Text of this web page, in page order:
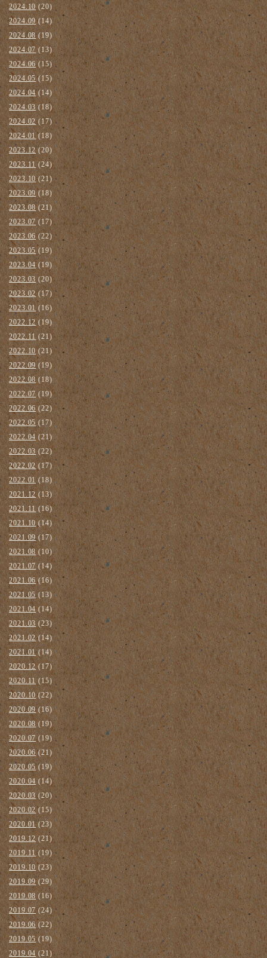
2024.10 (20)
2024.09(14)
2024.08(19)
2024.07 (13)
2024.06(15)
2024.05(15)
2024.04(14)
2024.03 (18)
2024.02(17)
2024.01(18)
2023.12(20)
2023.11 (24)
2023.10(21)
2023.09(18)
2023.08(21)
2023.07 (17)
2023.06(22)
2023.05(19)
2023.04(19)
2023.03 (20)
2023.02(17)
2023.01 (16)
2022.12(19)
2022.11 (21)
2022.10(21)
2022.09(19)
2022.08(18)
2022.07 (19)
2022.06(22)
2022.05(17)
2022.04(21)
2022.03 (22)
2022.02(17)
2022.01(18)
2021.12(13)
2021.11 (16)
2021.10(14)
2021.09(17)
2021.08(10)
2021.07(14)
2021.06 (16)
2021.05(13)
2021.04(14)
2021.03(23)
2021.02 (14)
2021.01(14)
2020.12 (17)
2020.11 (15)
2020.10(22)
2020.09(16)
2020.08 (19)
2020.07(19)
2020.06(21)
2020.05(19)
2020.04 (14)
2020.03(20)
2020.02(15)
2020.01(23)
2019.12 (21)
2019.11(19)
2019.10(23)
2019.09(29)
2019.08 (16)
2019.07(24)
2019.06(22)
2019.05(19)
2019.04 (21)